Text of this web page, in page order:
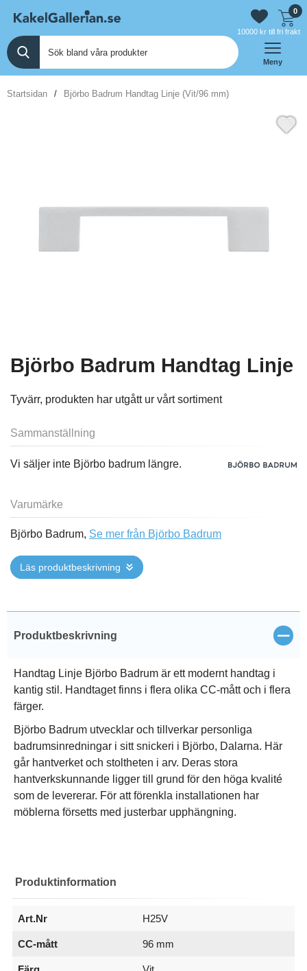
0
10000 kr till fri frakt
Meny
Startsidan Björbo Badrum Handtag Linje (Vit/96 mm)
Björbo Badrum Handtag Linje
Tyvärr, produkten har utgått ur vårt sortiment
Sammanställning
Vi säljer inte Björbo badrum längre.
Varumärke
Björbo Badrum, Se mer från Björbo Badrum
Läs produktbeskrivning
Produktbeskrivning Stäng
Handtag Linje Björbo Badrum är ett modernt handtag i
kantig stil. Handtaget finns i flera olika CC-mått och i flera
färger.
Björbo Badrum utvecklar och tillverkar personliga
badrumsinredningar i sitt snickeri i Björbo, Dalarna. Här
går hantverket och stoltheten i arv. Deras stora
hantverkskunnande ligger till grund för den höga kvalité
som de levererar. För att förenkla installationen har
möblerna försetts med justerbar upphängning.
Produktinformation
Art.Nr H25V
CC-mått 96 mm